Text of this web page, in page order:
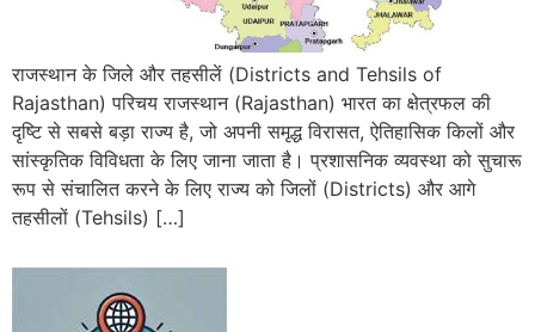
राजस्थान के जिले और तहसीलें (Districts and Tehsils of
Rajasthan) परिचय राजस्थान (Rajasthan) भारत का क्षेत्रफल की
दृष्टि से सबसे बड़ा राज्य है, जो अपनी समृद्ध विरासत, ऐतिहासिक किलों और
सांस्कृतिक विविधता के लिए जाना जाता है। प्रशासनिक व्यवस्था को सुचारू
रूप से संचालित करने के लिए राज्य को जिलों (Districts) और आगे
तहसीलों (Tehsils) […]